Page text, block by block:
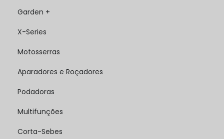
Garden +
X-Series
Motosserras
Aparadores e Roçadores
Podadoras
Multifunções
Corta-Sebes